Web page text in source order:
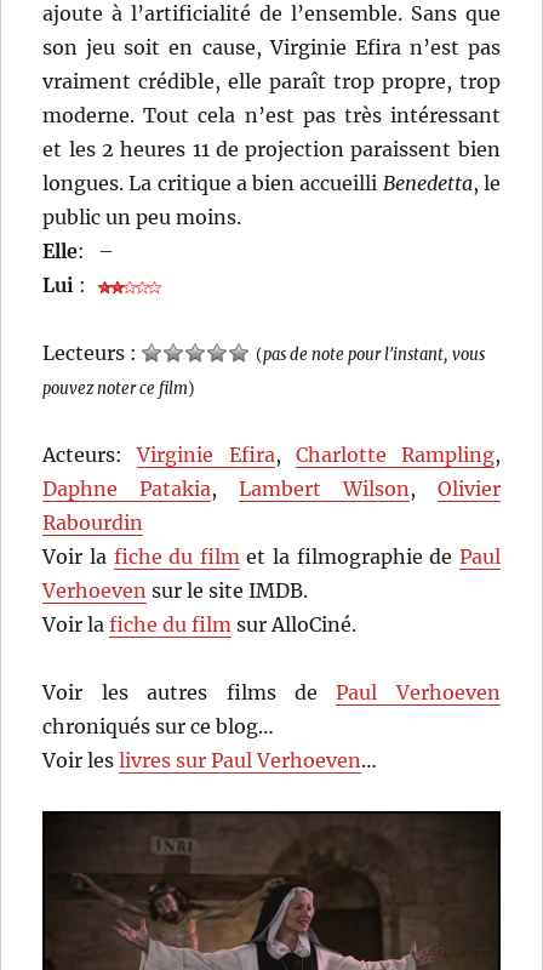
ajoute à l’artificialité de l’ensemble. Sans que
son jeu soit en cause, Virginie Efira n’est pas
vraiment crédible, elle paraît trop propre, trop
moderne. Tout cela n’est pas très intéressant
et les 2 heures 11 de projection paraissent bien
longues. La critique a bien accueilli Benedetta, le
public un peu moins.
Elle:
–
Lui :
Lecteurs : (pas de note pour l'instant, vous
pouvez noter ce film)
Acteurs:Virginie Efira, Charlotte Rampling,
Daphne Patakia,Lambert Wilson, Olivier
Rabourdin
Voir la fiche du filmet la filmographie de Paul
Verhoeven sur le site IMDB.
Voir lafiche du film sur AlloCiné.
Voir les autres films dePaul Verhoeven
chroniqués sur ce blog…
Voir leslivres sur Paul Verhoeven…